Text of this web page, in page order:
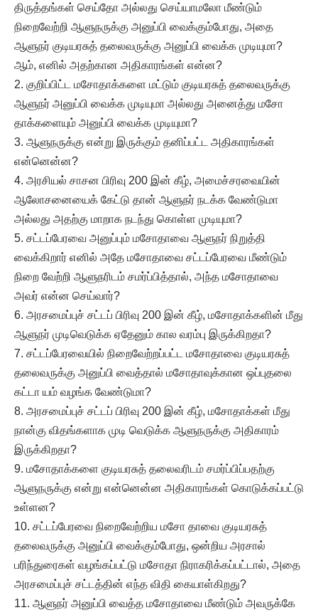
திருத்தங்கள் செய்தோ அல்லது செய்யாமலோ மீண்டும்
நிறைவேற்றி ஆளுநருக்கு அனுப்பி வைக்கும்போது, அதை
ஆளுநர் குடியரசுத் தலைவருக்கு அனுப்பி வைக்க முடியுமா?
ஆம், எனில் அதற்கான அதிகாரங்கள் என்ன?
2. குறிப்பிட்ட மசோதாக்களை மட்டும் குடியரசுத் தலைவருக்கு
ஆளுநர் அனுப்பி வைக்க முடியுமா அல்லது அனைத்து மசோ
தாக்களையும் அனுப்பி வைக்க முடியுமா?
3. ஆளுநருக்கு என்று இருக்கும் தனிப்பட்ட அதிகாரங்கள்
என்னென்ன?
4. அரசியல் சாசன பிரிவு 200 இன் கீழ், அமைச்சரவையின்
ஆலோசனையைக் கேட்டு தான் ஆளுநர் நடக்க வேண்டுமா
அல்லது அதற்கு மாறாக நடந்து கொள்ள முடியுமா?
5. சட்டப்பேரவை அனுப்பும் மசோதாவை ஆளுநர் நிறுத்தி
வைக்கிறார் எனில் அதே மசோதாவை சட்டப்பேரவை மீண்டும்
நிறை வேற்றி ஆளுநரிடம் சமர்ப்பித்தால், அந்த மசோதாவை
அவர் என்ன செய்வார்?
6. அரசமைப்புச் சட்டப் பிரிவு 200 இன் கீழ், மசோதாக்களின் மீது
ஆளுநர் முடிவெடுக்க ஏதேனும் கால வரம்பு இருக்கிறதா?
7. சட்டப்பேரவையில் நிறைவேற்றப்பட்ட மசோதாவை குடியரசுத்
தலைவருக்கு அனுப்பி வைத்தால் மசோதாவுக்கான ஒப்புதலை
கட்டா யம் வழங்க வேண்டுமா?
8. அரசமைப்புச் சட்டப் பிரிவு 200 இன் கீழ், மசோதாக்கள் மீது
நான்கு விதங்களாக முடி வெடுக்க ஆளுநருக்கு அதிகாரம்
இருக்கிறதா?
9. மசோதாக்களை குடியரசுத் தலைவரிடம் சமர்ப்பிப்பதற்கு
ஆளுநருக்கு என்று என்னென்ன அதிகாரங்கள் கொடுக்கப்பட்டு
உள்ளன?
10. சட்டப்பேரவை நிறைவேற்றிய மசோ தாவை குடியரசுத்
தலைவருக்கு அனுப்பி வைக்கும்போது, ஒன்றிய அரசால்
பரிந்துரைகள் வழங்கப்பட்டு மசோதா நிராகரிக்கப்பட்டால், அதை
அரசமைப்புச் சட்டத்தின் எந்த விதி கையாள்கிறது?
11. ஆளுநர் அனுப்பி வைத்த மசோதாவை மீண்டும் அவருக்கே